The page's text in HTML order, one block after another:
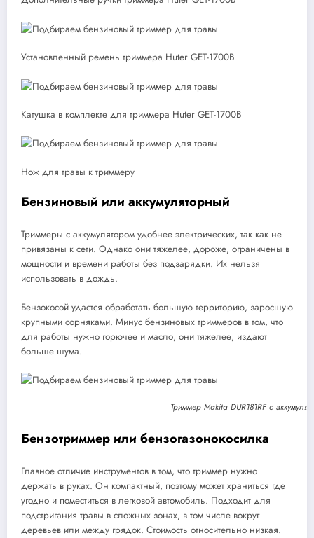
Установленный ремень триммера Huter GET-1700B
Катушка в комплекте для триммера Huter GET-1700B
Нож для травы к триммеру
Бензиновый или аккумуляторный
Триммеры с аккумулятором удобнее электрических, так как не
привязаны к сети. Однако они тяжелее, дороже, ограничены в
мощности и времени работы без подзарядки. Их нельзя
использовать в дождь.
Бензокосой удастся обработать большую территорию, заросшую
крупными сорняками. Минус бензиновых триммеров в том, что
для работы нужно горючее и масло, они тяжелее, издают
больше шума.
Триммер Makita DUR181RF с
Бензотриммер или бензогазонокосилка
Главное отличие инструментов в том, что триммер нужно
держать в руках. Он компактный, поэтому может храниться где
угодно и поместиться в легковой автомобиль. Подходит для
подстригания травы в сложных зонах, в том числе вокруг
деревьев или между грядок. Стоимость относительно низкая.